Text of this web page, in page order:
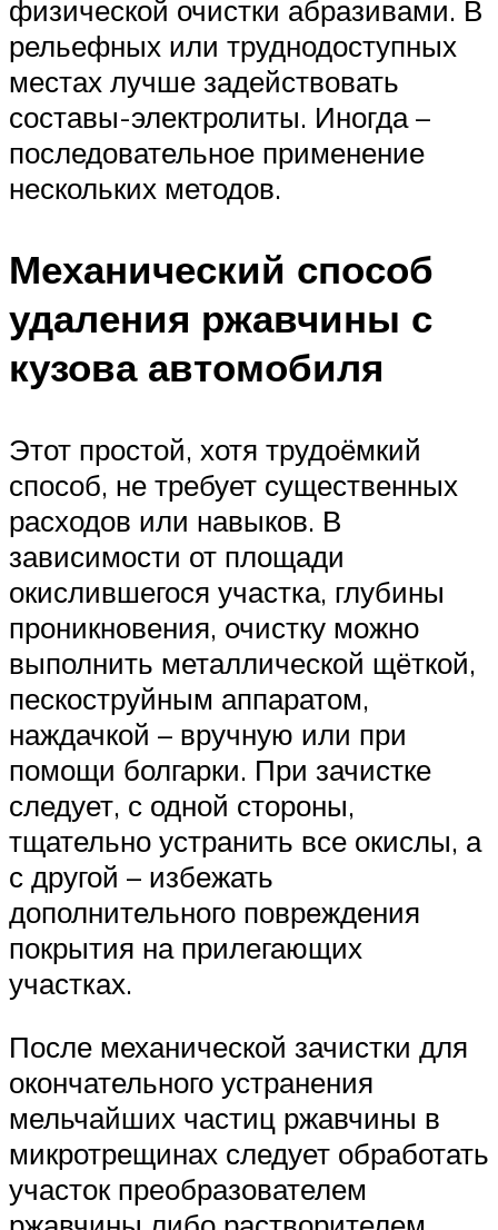
физической очистки абразивами. В
рельефных или труднодоступных
местах лучше задействовать
составы-электролиты. Иногда –
последовательное применение
нескольких методов.
Механический способ
удаления ржавчины с
кузова автомобиля
Этот простой, хотя трудоёмкий
способ, не требует существенных
расходов или навыков. В
зависимости от площади
окислившегося участка, глубины
проникновения, очистку можно
выполнить металлической щёткой,
пескоструйным аппаратом,
наждачкой – вручную или при
помощи болгарки. При зачистке
следует, с одной стороны,
тщательно устранить все окислы, а
с другой – избежать
дополнительного повреждения
покрытия на прилегающих
участках.
После механической зачистки для
окончательного устранения
мельчайших частиц ржавчины в
микротрещинах следует обработать
участок преобразователем